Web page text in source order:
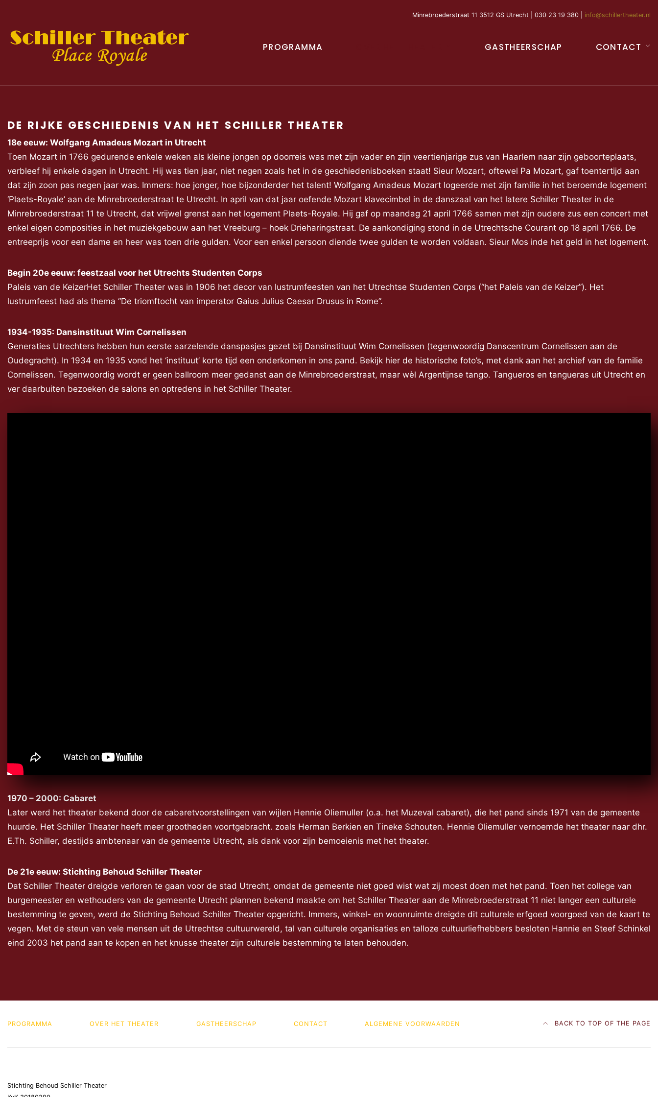
Minrebroederstraat 11 3512 GS Utrecht | 030 23 19 380 | info@schillertheater.nl
PROGRAMMA GASTHEERSCHAP CONTACT
DE RIJKE GESCHIEDENIS VAN HET SCHILLER THEATER
18e eeuw: Wolfgang Amadeus Mozart in Utrecht
Toen Mozart in 1766 gedurende enkele weken als kleine jongen op doorreis was met zijn vader en zijn veertienjarige zus van Haarlem naar zijn geboorteplaats,
verbleef hij enkele dagen in Utrecht. Hij was tien jaar, niet negen zoals het in de geschiedenisboeken staat! Sieur Mozart, oftewel Pa Mozart, gaf toentertijd aan
dat zijn zoon pas negen jaar was. Immers: hoe jonger, hoe bijzonderder het talent! Wolfgang Amadeus Mozart logeerde met zijn familie in het beroemde logement
‘Plaets-Royale’ aan de Minrebroederstraat te Utrecht. In april van dat jaar oefende Mozart klavecimbel in de danszaal van het latere Schiller Theater in de
Minrebroederstraat 11 te Utrecht, dat vrijwel grenst aan het logement Plaets-Royale. Hij gaf op maandag 21 april 1766 samen met zijn oudere zus een concert met
enkel eigen composities in het muziekgebouw aan het Vreeburg – hoek Drieharingstraat. De aankondiging stond in de Utrechtsche Courant op 18 april 1766. De
entreeprijs voor een dame en heer was toen drie gulden. Voor een enkel persoon diende twee gulden te worden voldaan. Sieur Mos inde het geld in het logement.
Begin 20e eeuw: feestzaal voor het Utrechts Studenten Corps
Paleis van de KeizerHet Schiller Theater was in 1906 het decor van lustrumfeesten van het Utrechtse Studenten Corps (“het Paleis van de Keizer”). Het
lustrumfeest had als thema “De triomftocht van imperator Gaius Julius Caesar Drusus in Rome”.
1934-1935: Dansinstituut Wim Cornelissen
Generaties Utrechters hebben hun eerste aarzelende danspasjes gezet bij Dansinstituut Wim Cornelissen (tegenwoordig Danscentrum Cornelissen aan de
Oudegracht). In 1934 en 1935 vond het ‘instituut’ korte tijd een onderkomen in ons pand. Bekijk hier de historische foto’s, met dank aan het archief van de familie
Cornelissen. Tegenwoordig wordt er geen ballroom meer gedanst aan de Minrebroederstraat, maar wèl Argentijnse tango. Tangueros en tangueras uit Utrecht en
ver daarbuiten bezoeken de salons en optredens in het Schiller Theater.
1970 – 2000: Cabaret
Later werd het theater bekend door de cabaretvoorstellingen van wijlen Hennie Oliemuller (o.a. het Muzeval cabaret), die het pand sinds 1971 van de gemeente
huurde. Het Schiller Theater heeft meer grootheden voortgebracht. zoals Herman Berkien en Tineke Schouten. Hennie Oliemuller vernoemde het theater naar dhr.
E.Th. Schiller, destijds ambtenaar van de gemeente Utrecht, als dank voor zijn bemoeienis met het theater.
De 21e eeuw: Stichting Behoud Schiller Theater
Dat Schiller Theater dreigde verloren te gaan voor de stad Utrecht, omdat de gemeente niet goed wist wat zij moest doen met het pand. Toen het college van
burgemeester en wethouders van de gemeente Utrecht plannen bekend maakte om het Schiller Theater aan de Minrebroederstraat 11 niet langer een culturele
bestemming te geven, werd de Stichting Behoud Schiller Theater opgericht. Immers, winkel- en woonruimte dreigde dit culturele erfgoed voorgoed van de kaart te
vegen. Met de steun van vele mensen uit de Utrechtse cultuurwereld, tal van culturele organisaties en talloze cultuurliefhebbers besloten Hannie en Steef Schinkel
eind 2003 het pand aan te kopen en het knusse theater zijn culturele bestemming te laten behouden.
PROGRAMMA OVER HET THEATER GASTHEERSCHAP CONTACT ALGEMENE VOORWAARDEN BACK TO TOP OF THE PAGE
Stichting Behoud Schiller Theater